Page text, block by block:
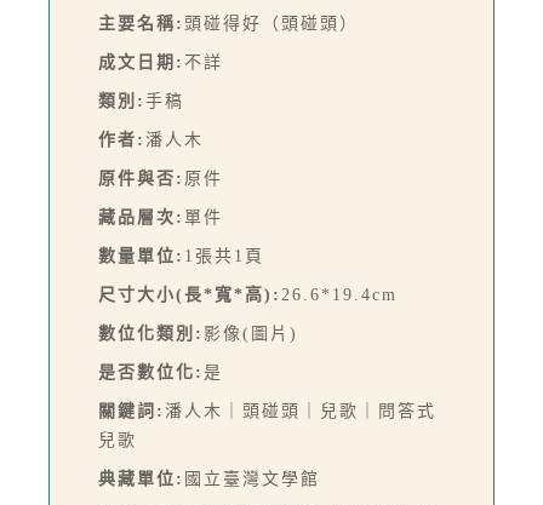
主要名稱: 頭碰得好（頭碰頭）
成文日期: 不詳
類別: 手稿
作者: 潘人木
原件與否: 原件
藏品層次: 單件
數量單位: 1張共1頁
尺寸大小(長*寬*高): 26.6*19.4cm
數位化類別: 影像(圖片)
是否數位化: 是
關鍵詞: 潘人木｜頭碰頭｜兒歌｜問答式
兒歌
典藏單位: 國立臺灣文學館